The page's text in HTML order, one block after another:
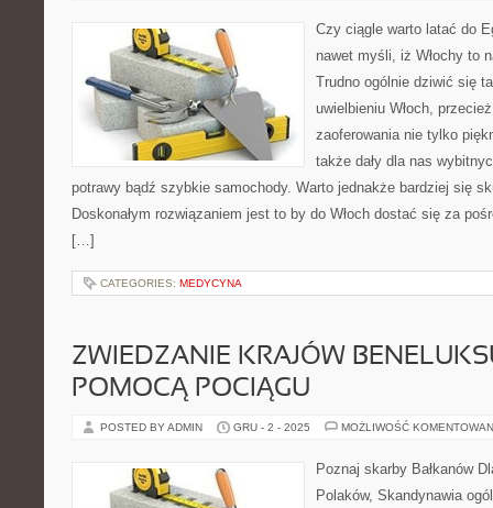
Czy ciągle warto latać do
nawet myśli, iż Włochy to
Trudno ogólnie dziwić się
uwielbieniu Włoch,
zaoferowania nie tylko
także dały dla nas
potrawy bądź szybkie samochody. Warto jednakże bardziej się
Doskonałym rozwiązaniem jest to by do Włoch dostać się za
[…]
CATEGORIES: MEDYCYNA
ZWIEDZANIE KRAJÓW
POMOCĄ POCIĄGU
POSTED BY ADMIN GRU - 2 - 2025 MOŻLIWOŚĆ
Poznaj skarby Bałkanów
Polaków, Skandynawia